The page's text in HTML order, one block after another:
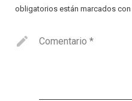
obligatorios están marcados con
Comentario *